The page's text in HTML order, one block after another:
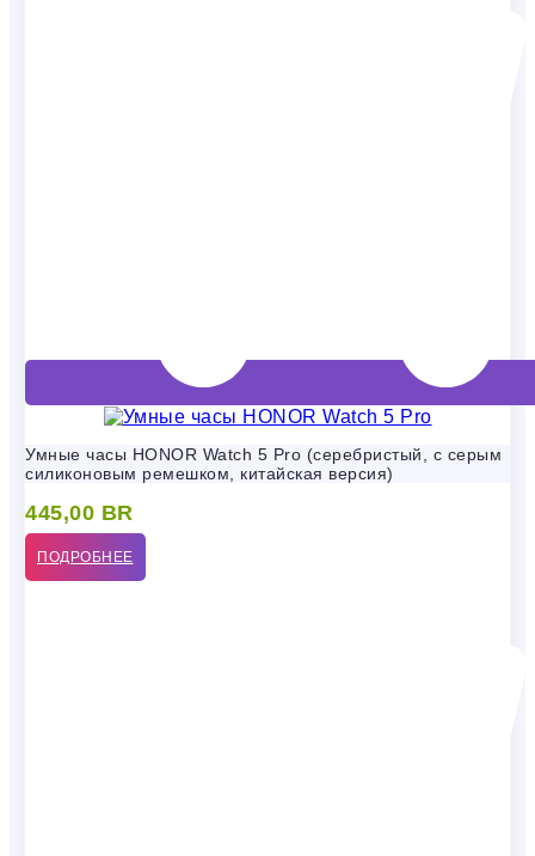
Умные часы HONOR Watch 5 Pro (серебристый, с серым
силиконовым ремешком, китайская версия)
445,00 BR
ПОДРОБНЕЕ